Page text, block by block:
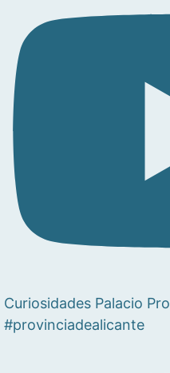
Curiosidades Palacio
#provinciadealicante